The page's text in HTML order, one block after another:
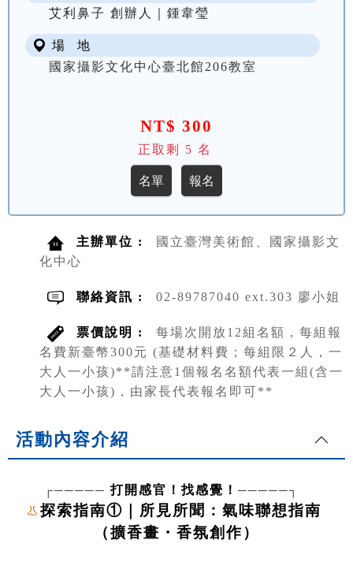
NT$ 300
艾利鼻子 創辦人｜鍾韋瑩
場 地
國家攝影文化中心臺北館206教室
正取剩 5 名
主辦單位 :
國立臺灣美術館、國家攝影文
化中心
聯絡資訊 : 02-89787040 ext.303 廖小姐
票價說明 :
每場次開放12組名額，每組報
名費新臺幣300元 (基礎材料費；每組限２人，一
大人一小孩)**請注意1個報名名額代表一組(含一
大人一小孩)，由家長代表報名即可**
活動內容介紹
┌───── 打開感官！找感覺！ ─────┐
👃 探索指南①｜所見所聞：氣味聯想指南
（擴香畫・香氛創作）